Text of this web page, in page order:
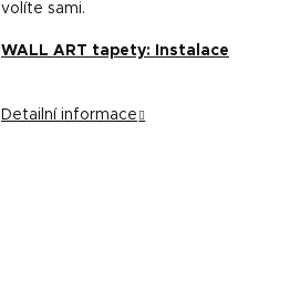
volíte sami.
WALL ART tapety: Instalace
Detailní informace